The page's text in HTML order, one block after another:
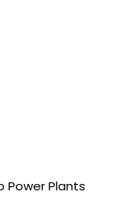
Power Plants